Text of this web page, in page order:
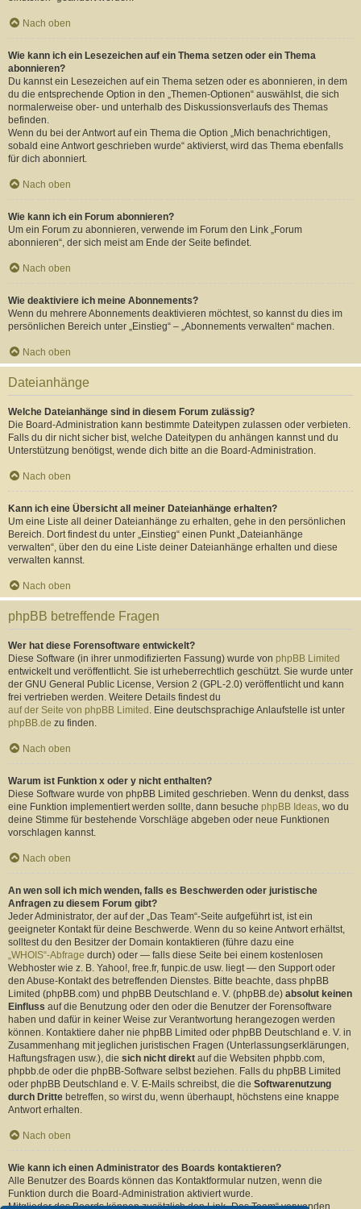
Nach oben
Wie kann ich ein Lesezeichen auf ein Thema setzen oder ein Thema
abonnieren?
Du kannst ein Lesezeichen auf ein Thema setzen oder es abonnieren, in dem
du die entsprechende Option in den „Themen-Optionen“ auswählst, die sich
normalerweise ober- und unterhalb des Diskussionsverlaufs des Themas
befinden.
Wenn du bei der Antwort auf ein Thema die Option „Mich benachrichtigen,
sobald eine Antwort geschrieben wurde“ aktivierst, wird das Thema ebenfalls
für dich abonniert.
Nach oben
Wie kann ich ein Forum abonnieren?
Um ein Forum zu abonnieren, verwende im Forum den Link „Forum
abonnieren“, der sich meist am Ende der Seite befindet.
Nach oben
Wie deaktiviere ich meine Abonnements?
Wenn du mehrere Abonnements deaktivieren möchtest, so kannst du dies im
persönlichen Bereich unter „Einstieg“ – „Abonnements verwalten“ machen.
Nach oben
Dateianhänge
Welche Dateianhänge sind in diesem Forum zulässig?
Die Board-Administration kann bestimmte Dateitypen zulassen oder verbieten.
Falls du dir nicht sicher bist, welche Dateitypen du anhängen kannst und du
Unterstützung benötigst, wende dich bitte an die Board-Administration.
Nach oben
Kann ich eine Übersicht all meiner Dateianhänge erhalten?
Um eine Liste all deiner Dateianhänge zu erhalten, gehe in den persönlichen
Bereich. Dort findest du unter „Einstieg“ einen Punkt „Dateianhänge
verwalten“, über den du eine Liste deiner Dateianhänge erhalten und diese
verwalten kannst.
Nach oben
phpBB betreffende Fragen
Wer hat diese Forensoftware entwickelt?
Diese Software (in ihrer unmodifizierten Fassung) wurde von phpBB Limited
entwickelt und veröffentlicht. Sie ist urheberrechtlich geschützt. Sie wurde unter
der GNU General Public License, Version 2 (GPL-2.0) veröffentlicht und kann
frei vertrieben werden. Weitere Details findest du
auf der Seite von phpBB Limited . Eine deutschsprachige Anlaufstelle ist unter
phpBB.de zu finden.
Nach oben
Warum ist Funktion x oder y nicht enthalten?
Diese Software wurde von phpBB Limited geschrieben. Wenn du denkst, dass
eine Funktion implementiert werden sollte, dann besuche phpBB Ideas, wo du
deine Stimme für bestehende Vorschläge abgeben oder neue Funktionen
vorschlagen kannst.
Nach oben
An wen soll ich mich wenden, falls es Beschwerden oder juristische
Anfragen zu diesem Forum gibt?
Jeder Administrator, der auf der „Das Team“-Seite aufgeführt ist, ist ein
geeigneter Kontakt für deine Beschwerde. Wenn du so keine Antwort erhältst,
solltest du den Besitzer der Domain kontaktieren (führe dazu eine
„WHOIS“-Abfrage durch) oder — falls diese Seite bei einem kostenlosen
Webhoster wie z. B. Yahoo!, free.fr, funpic.de usw. liegt — den Support oder
den Abuse-Kontakt des betreffenden Dienstes. Bitte beachte, dass phpBB
Limited (phpBB.com) und phpBB Deutschland e. V. (phpBB.de) absolut keinen
Einfluss auf die Benutzung oder den oder die Benutzer der Forensoftware
haben und dafür in keiner Weise zur Verantwortung herangezogen werden
können. Kontaktiere daher nie phpBB Limited oder phpBB Deutschland e. V. in
Zusammenhang mit jeglichen juristischen Fragen (Unterlassungserklärungen,
Haftungsfragen usw.), die sich nicht direkt auf die Websiten phpbb.com,
phpbb.de oder die phpBB-Software selbst beziehen. Falls du phpBB Limited
oder phpBB Deutschland e. V. E-Mails schreibst, die die Softwarenutzung
durch Dritte betreffen, so wirst du, wenn überhaupt, höchstens eine knappe
Antwort erhalten.
Nach oben
Wie kann ich einen Administrator des Boards kontaktieren?
Alle Benutzer des Boards können das Kontaktformular nutzen, wenn die
Funktion durch die Board-Administration aktiviert wurde.
Mitglieder des Boards können zusätzlich den Link „Das Team“ verwenden.